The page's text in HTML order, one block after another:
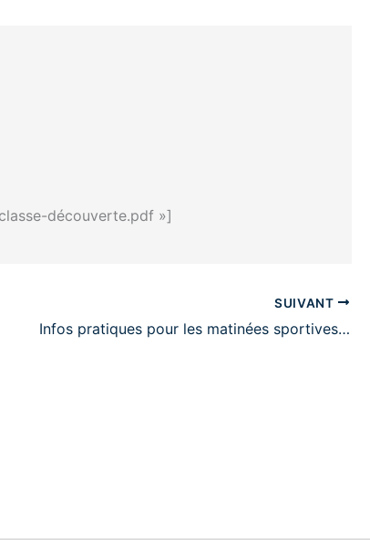
découverte.pdf »]
SUIVANT
Infos pratiques pour les matinées sportives…